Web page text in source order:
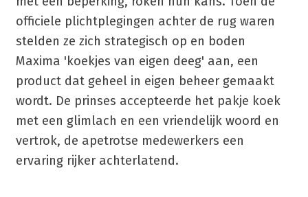
officiele plichtplegingen achter de rug waren
stelden ze zich strategisch op en boden
Maxima 'koekjes van eigen deeg' aan, een
product dat geheel in eigen beheer gemaakt
wordt. De prinses accepteerde het pakje koek
met een glimlach en een vriendelijk woord en
vertrok, de apetrotse medewerkers een
ervaring rijker achterlatend.